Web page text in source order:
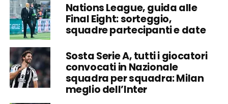
Nations League, guida alle
Final Eight: sorteggio,
squadre partecipanti e date
Sosta Serie A, tutti i giocatori
convocati in Nazionale
squadra per squadra: Milan
meglio dell’Inter